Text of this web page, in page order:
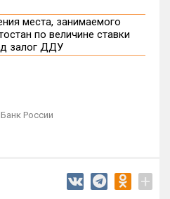
Банк России
+